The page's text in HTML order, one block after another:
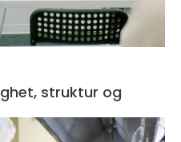
struktur og